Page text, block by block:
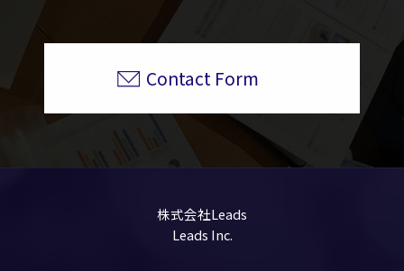
Contact Form
株式会社Leads
Leads Inc.